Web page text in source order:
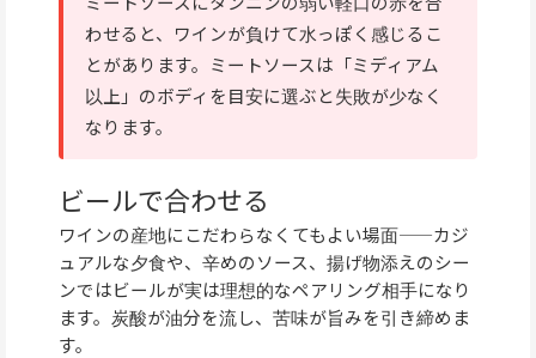
わせると、ワインが負けて水っぽく感じるこ
とがあります。ミートソースは「ミディアム
以上」のボディを目安に選ぶと失敗が少なく
なります。
ビールで合わせる
ワインの産地にこだわらなくてもよい場面——カジ
ュアルな夕食や、辛めのソース、揚げ物添えのシー
ンではビールが実は理想的なペアリング相手になり
ます。炭酸が油分を流し、苦味が旨みを引き締めま
す。